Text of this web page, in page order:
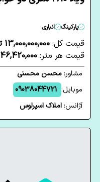
پارکینگ انباری
قیمت کل: 13,000,000,000 تومان
قیمت هر متر: 46,420,000 تومان
مشاور:محسن محسنی
موبایل: 09038044721
آژانس:املاک اسپرلوس